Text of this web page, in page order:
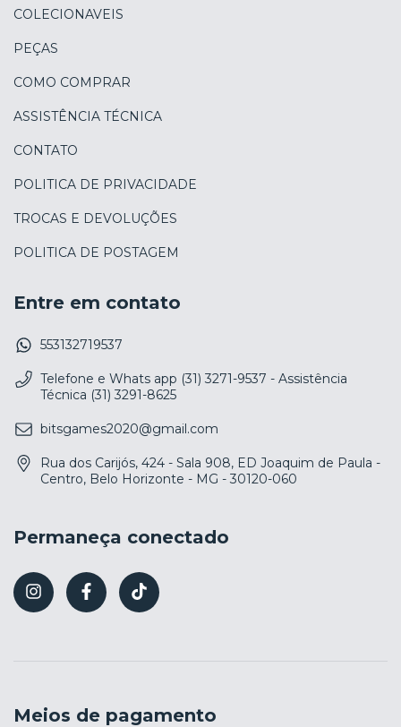
COLECIONAVEIS
PEÇAS
COMO COMPRAR
ASSISTÊNCIA TÉCNICA
CONTATO
POLITICA DE PRIVACIDADE
TROCAS E DEVOLUÇÕES
POLITICA DE POSTAGEM
Entre em contato
553132719537
Telefone e Whats app (31) 3271-9537 - Assistência
Técnica (31) 3291-8625
bitsgames2020@gmail.com
Rua dos Carijós, 424 - Sala 908, ED Joaquim de Paula -
Centro, Belo Horizonte - MG - 30120-060
Permaneça conectado
Meios de pagamento